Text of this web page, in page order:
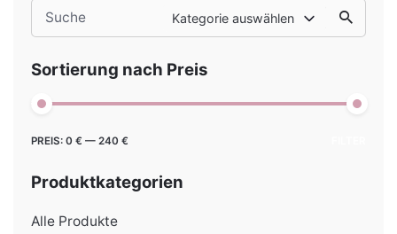
Search
for
Kategorie auswählen
Sortierung nach Preis
Min.
Max.
PREIS: 0 € — 240 €
Produktkategorien
Alle Produkte